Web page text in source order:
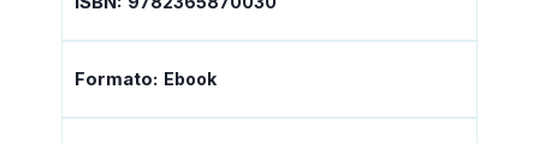
Formato: Ebook